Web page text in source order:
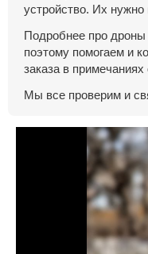
устройство. Их нужно
Подробнее про
поэтому помогаем и
заказа в
Мы все проверим и